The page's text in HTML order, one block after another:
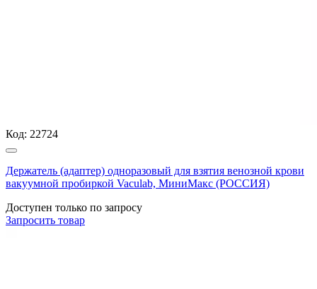
Код: 22724
Держатель (адаптер) одноразовый для взятия венозной крови
вакуумной пробиркой Vaculab, МиниМакс (РОССИЯ)
Доступен только по запросу
Запросить товар